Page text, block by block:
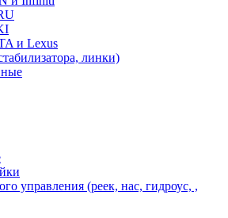
и Lexus
линки)
управления (реек, нас, гидроус, ,